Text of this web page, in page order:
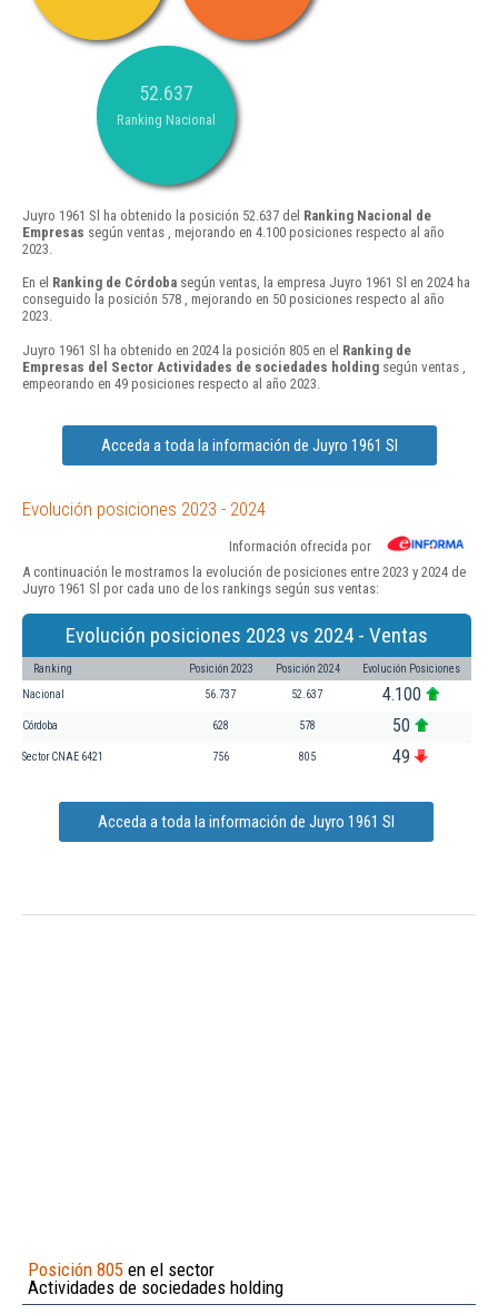
52.637
Ranking Nacional
Juyro 1961 Sl ha obtenido la posición 52.637 del Ranking Nacional de
Empresas según ventas , mejorando en 4.100 posiciones respecto al año
2023.
En el Ranking de Córdoba según ventas, la empresa Juyro 1961 Sl en 2024 ha
conseguido la posición 578 , mejorando en 50 posiciones respecto al año
2023.
Juyro 1961 Sl ha obtenido en 2024 la posición 805 en el Ranking de
Empresas del Sector Actividades de sociedades holding según ventas ,
empeorando en 49 posiciones respecto al año 2023.
Acceda a toda la información de Juyro 1961 Sl
Evolución posiciones 2023 - 2024
Información ofrecida por
A continuación le mostramos la evolución de posiciones entre 2023 y 2024 de
Juyro 1961 Sl por cada uno de los rankings según sus ventas:
Evolución posiciones 2023 vs 2024 - Ventas
Ranking Posición 2023 Posición 2024 Evolución Posiciones
Nacional 56.737 52.637 4.100
Córdoba 628 578 50
Sector CNAE 6421 756 805 49
Acceda a toda la información de Juyro 1961 Sl
Posición 805 en el sector
Actividades de sociedades holding